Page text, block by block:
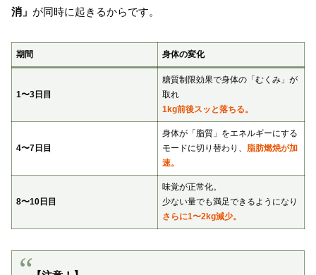
消」 が同時に起きるからです。
期間 身体の変化
1〜3日目
糖質制限効果で身体の「むくみ」が
取れ
1kg前後スッと落ちる。
4〜7日目
身体が「脂質」をエネルギーにする
モードに切り替わり、 脂肪燃焼が加
速。
8〜10日目
味覚が正常化。
少ない量でも満足できるようになり
さらに1〜2kg減少。